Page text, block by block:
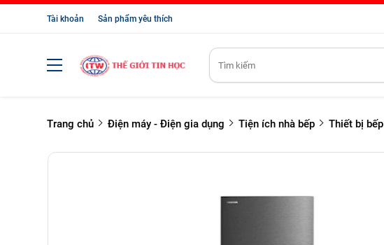
Tài khoản Sản phẩm yêu thích
Trang chủ Điện máy - Điện gia dụng Tiện ích nhà bếp Thiết bị bếp